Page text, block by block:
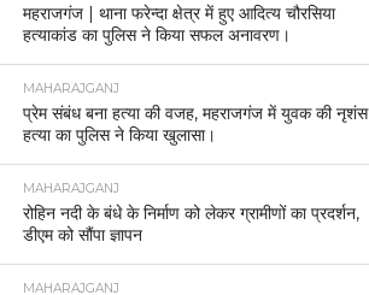
महराजगंज | थाना फरेन्दा क्षेत्र में हुए आदित्य चौरसिया
हत्याकांड का पुलिस ने किया सफल अनावरण।
MAHARAJGANJ
प्रेम संबंध बना हत्या की वजह, महराजगंज में युवक की नृशंस
हत्या का पुलिस ने किया खुलासा।
MAHARAJGANJ
रोहिन नदी के बंधे के निर्माण को लेकर ग्रामीणों का प्रदर्शन,
डीएम को सौंपा ज्ञापन
MAHARAJGANJ